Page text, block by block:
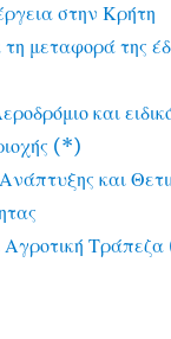
στην Κρήτη
μεταφορά της
και
(*)
και
Τράπεζα